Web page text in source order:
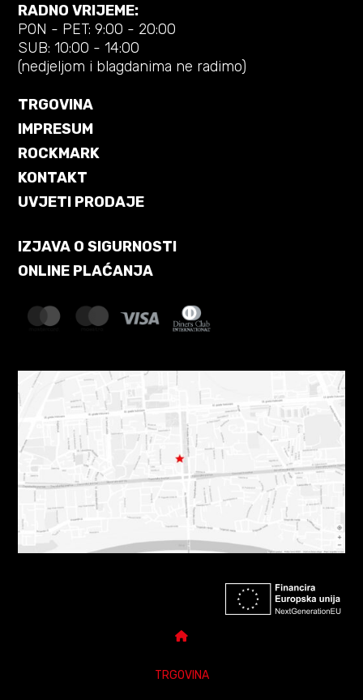
RADNO VRIJEME:
PON - PET: 9:00 - 20:00
SUB: 10:00 - 14:00
(nedjeljom i blagdanima ne radimo)
TRGOVINA
IMPRESUM
ROCKMARK
KONTAKT
UVJETI PRODAJE
IZJAVA O SIGURNOSTI
ONLINE PLAĆANJA
TRGOVINA